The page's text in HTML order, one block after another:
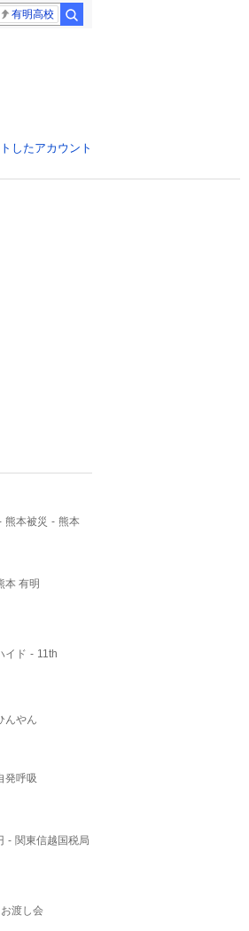
有明高校
したアカウント
熊本被災
熊本
本 有明
イド 11th
んやん
発呼吸
関東信越国税局
お渡し会